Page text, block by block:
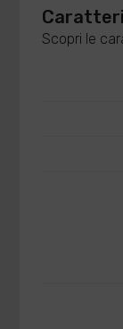
Scopri le